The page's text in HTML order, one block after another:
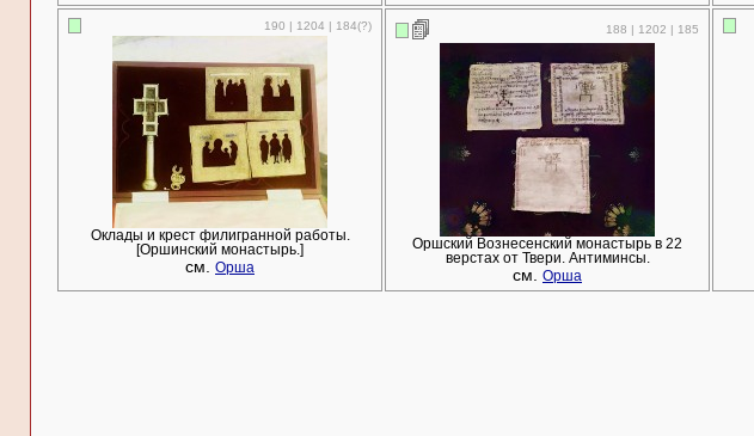
190 | 1204 | 184(?)
Оклады и крест филигранной работы.
[Оршинский монастырь.]
см. Орша
188 | 1202 | 185
Оршский Вознесенский монастырь в 22
верстах от Твери. Антиминсы.
см. Орша